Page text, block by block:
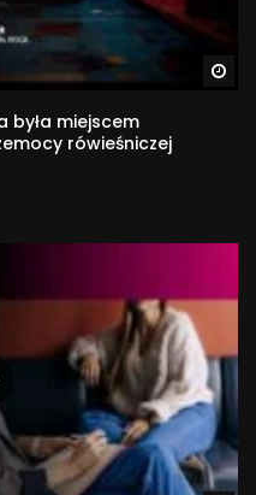
była miejscem
rówieśniczej